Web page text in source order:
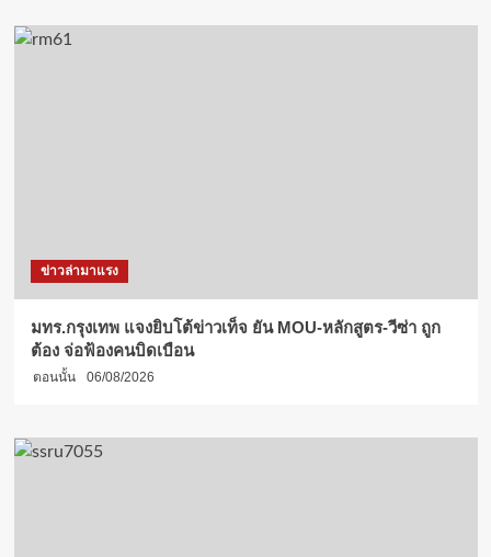
ข่าวล่ามาแรง
มทร.กรุงเทพ แจงยิบโต้ข่าวเท็จ ยัน MOU-หลักสูตร-วีซ่า ถูก
ต้อง จ่อฟ้องคนบิดเบือน
ตอนนั้น 06/08/2026